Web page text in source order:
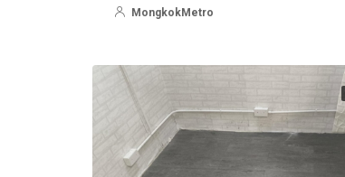
MongkokMetro